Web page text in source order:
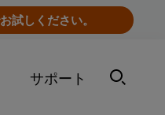
試しください。
サポート